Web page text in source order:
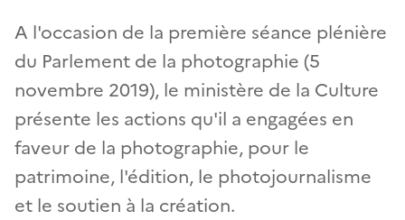
A l'occasion de la première séance plénière
du Parlement de la photographie (5
novembre 2019), le ministère de la Culture
présente les actions qu'il a engagées en
faveur de la photographie, pour le
patrimoine, l'édition, le photojournalisme
et le soutien à la création.